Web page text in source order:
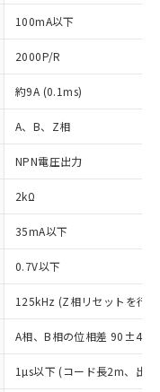
100mA以下
2000P/R
約9A (0.1ms)
A、B、Z相
NPN電圧出力
2kΩ
35mA以下
0.7V以下
125kHz (Z相リセットを行
A相、B相の位相差
1µs以下 (コード長2m、出